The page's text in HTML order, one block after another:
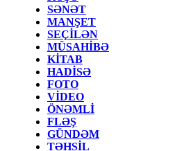
SƏNƏT
MANŞET
SEÇİLƏN
MÜSAHİBƏ
KİTAB
HADİSƏ
FOTO
VİDEO
ÖNƏMLİ
FLƏŞ
GÜNDƏM
TƏHSİL